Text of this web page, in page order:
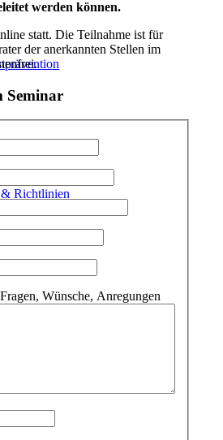
& Richtlinien
werden können.
statt. Die Teilnahme ist für
der anerkannten Stellen im
Seminar
Wünsche, Anregungen